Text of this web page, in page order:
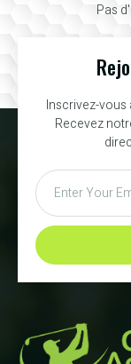
Pas
Inscrivez-vous
Recevez